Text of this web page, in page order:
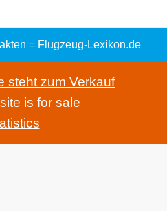
= Flugzeug-Lexikon.de
steht zum Verkauf
is for sale